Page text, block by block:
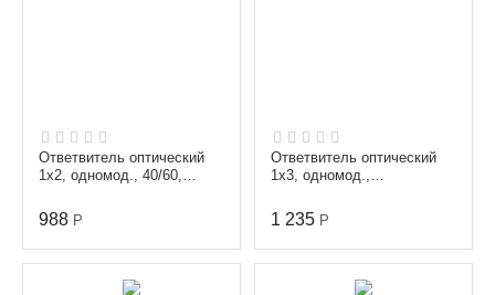
Ответвитель оптический
1х2, одномод., 40/60,
SC/APC
988 Р
Ответвитель оптический
1х3, одномод.,
nm, 1 m, 0.9 mm,
неоконц...
1 235 Р